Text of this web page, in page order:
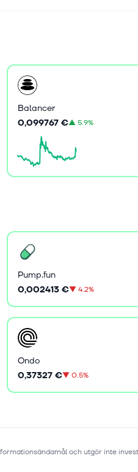
Balancer
0,099767 €▲5.9%
Pump.fun
0,002413 €▼4.2%
Ondo
0,37327 €▼0.5%
och utgör inte